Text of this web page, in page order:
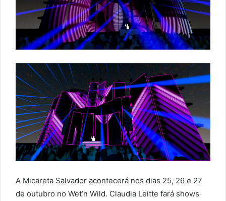
A Micareta Salvador acontecerá nos dias 25, 26 e 27
de outubro no Wet’n Wild. Claudia Leitte fará shows